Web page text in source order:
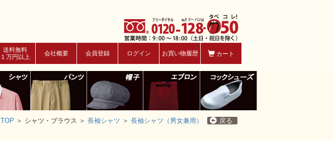
カート
お買い物履歴
ログイン
会員登録
会社概要
送料無料
１万円以上
TOP ＞ シャツ・ブラウス ＞ 長袖シャツ ＞ 長袖シャツ（男女兼用） 戻る